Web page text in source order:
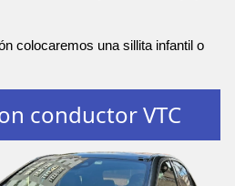
colocaremos una sillita infantil o
conductor VTC